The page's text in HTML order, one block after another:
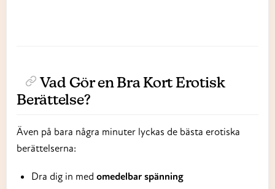
Vad Gör en Bra Kort Erotisk
Berättelse?
Även på bara några minuter lyckas de bästa erotiska
berättelserna:
Dra dig in med omedelbar spänning